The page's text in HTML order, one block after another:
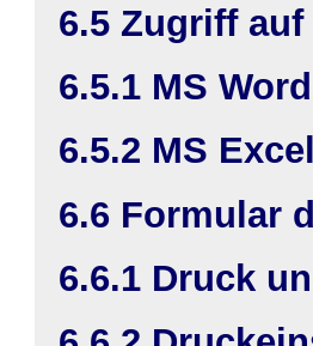
6.5 Zugriff
6.5.1 MS
6.5.2 MS
6.6 Formular
6.6.1 Druck